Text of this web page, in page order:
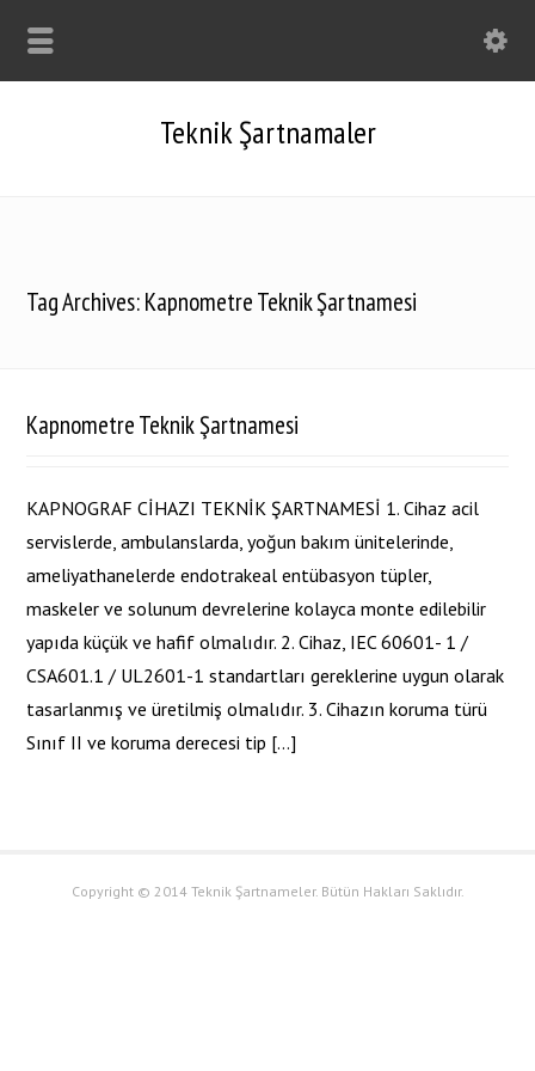
Teknik Şartnamaler
Tag Archives: Kapnometre Teknik Şartnamesi
Kapnometre Teknik Şartnamesi
KAPNOGRAF CİHAZI TEKNİK ŞARTNAMESİ 1. Cihaz acil
servislerde, ambulanslarda, yoğun bakım ünitelerinde,
ameliyathanelerde endotrakeal entübasyon tüpler,
maskeler ve solunum devrelerine kolayca monte edilebilir
yapıda küçük ve hafif olmalıdır. 2. Cihaz, IEC 60601- 1 /
CSA601.1 / UL2601-1 standartları gereklerine uygun olarak
tasarlanmış ve üretilmiş olmalıdır. 3. Cihazın koruma türü
Sınıf II ve koruma derecesi tip […]
Copyright © 2014 Teknik Şartnameler. Bütün Hakları Saklıdır.